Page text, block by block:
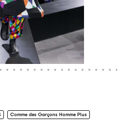
Comme des Garçons Homme Plus